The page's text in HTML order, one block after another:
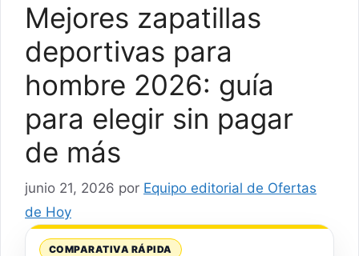
Mejores zapatillas
deportivas para
hombre 2026: guía
para elegir sin pagar
de más
junio 21, 2026 por Equipo editorial de Ofertas
de Hoy
COMPARATIVA RÁPIDA